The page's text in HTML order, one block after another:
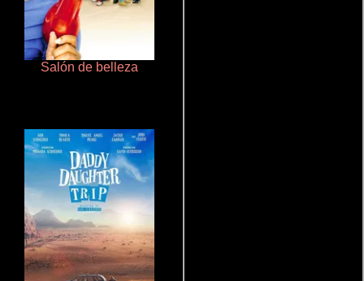
Salón de belleza